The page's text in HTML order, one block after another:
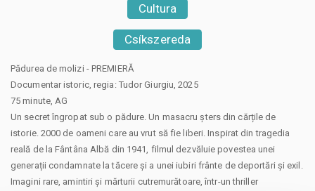
Cultura
Csíkszereda
Pădurea de molizi - PREMIERĂ
Documentar istoric, regia: Tudor Giurgiu, 2025
75 minute, AG
Un secret îngropat sub o pădure. Un masacru șters din cărțile de
istorie. 2000 de oameni care au vrut să fie liberi. Inspirat din tragedia
reală de la Fântâna Albă din 1941, filmul dezvăluie povestea unei
generații condamnate la tăcere și a unei iubiri frânte de deportări și exil.
Imagini rare, amintiri și mărturii cutremurătoare, într-un thriller